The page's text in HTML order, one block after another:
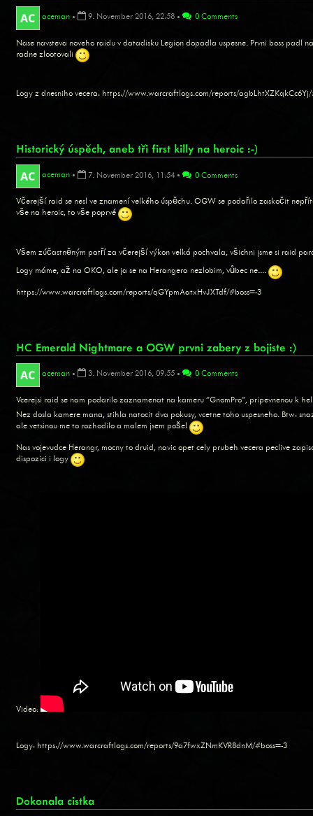
aceman • 9. November 2016, 22:58 • 0 Comments
Nase navsteva noveho raidu v datadisku Legion dopadla uspesne. Prvni boss padl
radne zlootovali
Logy z dnesniho vecera: https://www.warcraftlogs.com/reports/agbLhtXZKqkCc6Yj/
Historický úspěch, aneb tři first killy na heroic :-)
aceman • 7. November 2016, 11:54 • 0 Comments
Včerejší raid se nesl ve znamení velkého úspěchu. OGW se podařilo zaskočit
vše na heroic, to vše poprvé
Všem zúčastněným patří za včerejší výkon velká pochvala, všichni jsme si raid
Logy máme, až na OKO, ale ja se na Herangera nezlobim, vůbec ne....
https://www.warcraftlogs.com/reports/qGYpmAatxHvJXTdf/#boss=-3
HC Emerald Nightmare a OGW prvni zabery z bojiste :)
aceman • 3. November 2016, 09:55 • 0 Comments
Vcerejsi raid se nam podarilo zaznamenat na kameru "GnomPro", pripevnenou k
Nez dosla kamere mana, stihla natocit dva pokusy, vcetne toho uspesneho. Btw:
ale vetsinou me to rozhodilo a malem jsem pošel
Nas vojevudce Herangr, mocny to druid, navic opet cely prubeh vecera peclive
dispozici i logy
Video:
Logy: https://www.warcraftlogs.com/reports/9a7fwxZNmKVR8dnM/#boss=-3
Dokonala cistka